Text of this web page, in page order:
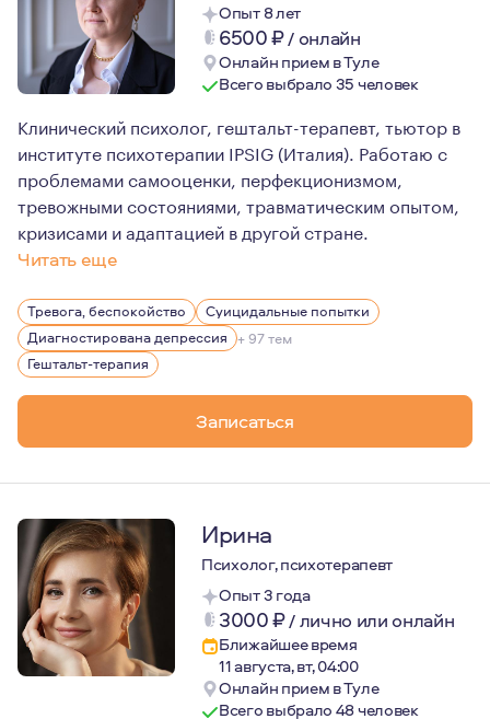
Опыт 8 лет
6500₽/ онлайн
Онлайн прием в Туле
Всего выбрало 35 человек
Клинический психолог, гештальт-терапевт, тьютор в
институте психотерапии IPSIG (Италия). Работаю с
проблемами самооценки, перфекционизмом,
тревожными состояниями, травматическим опытом,
кризисами и адаптацией в другой стране.
Читать еще
Я считаю, что прохождение личной терапии не
Живу в Милане, работаю онлайн
Тревога, беспокойство
Суицидальные попытки
Диагностирована депрессия + 97 тем
Гештальт-терапия
Записаться
Ирина
Психолог, психотерапевт
Опыт 3 года
3000₽/лично или онлайн
Ближайшее время
11 августа, вт, 04:00
Онлайн прием в Туле
Всего выбрало 48 человек